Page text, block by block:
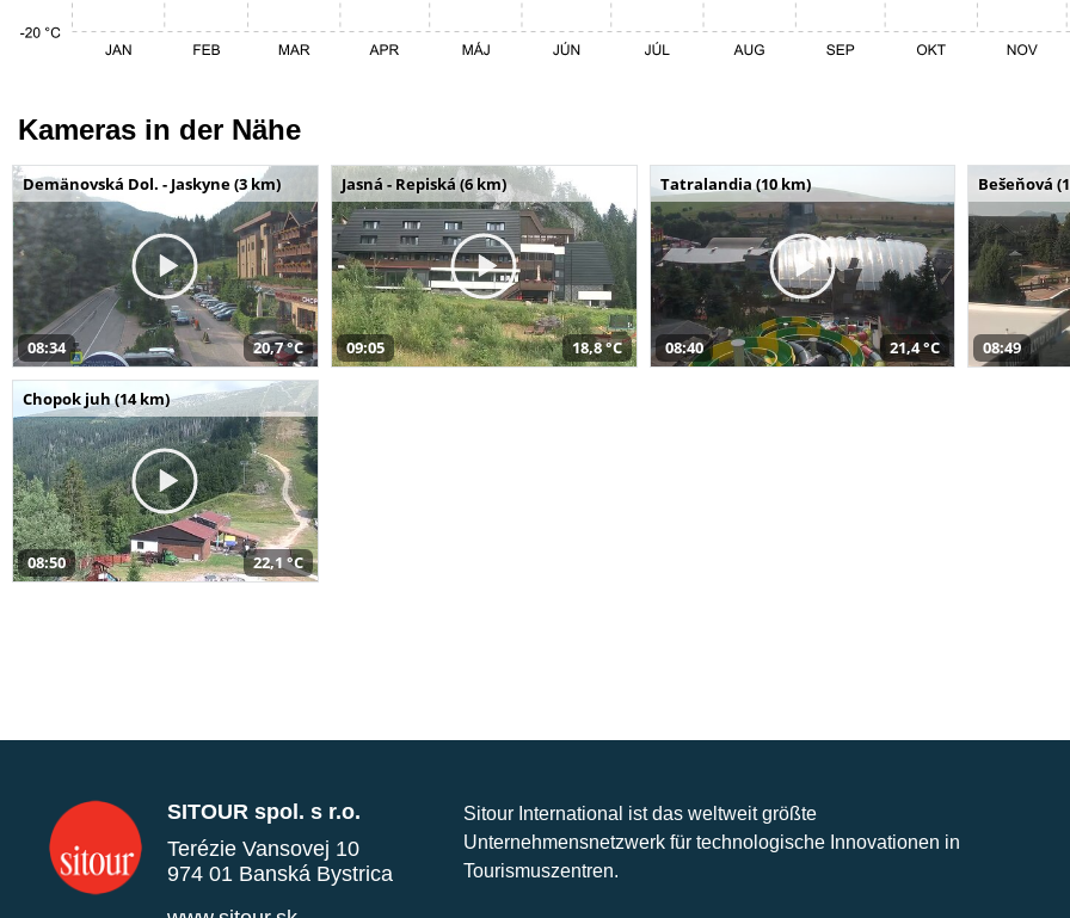
Kameras in der Nähe
Demänovská Dol. - Jaskyne (3 km)
08:34 20,7 °C
Jasná - Repiská (6 km)
09:05 18,8 °C
Tatralandia (10 km)
08:40 21,4 °C
Bešeňová
08:49
Chopok juh (14 km)
08:50 22,1 °C
SITOUR spol. s r.o.
Terézie Vansovej 10
974 01 Banská Bystrica
Sitour International ist das weltweit größte
Unternehmensnetzwerk für technologische Innovationen in
Tourismuszentren.